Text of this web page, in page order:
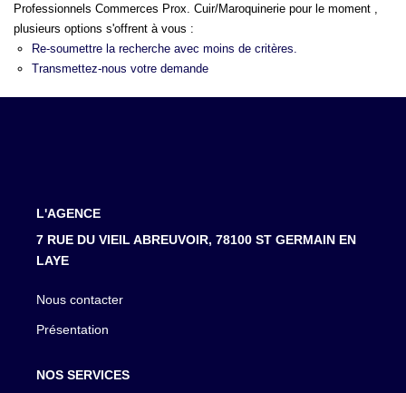
LOUER
EN
Créer une alerte
Professionnels Commerces Prox. Cuir/Maroquinerie pour le moment ,
plusieurs options s'offrent à vous :
Re-soumettre la recherche avec moins de critères.
Transmettez-nous votre demande
L'AGENCE
7 RUE DU VIEIL ABREUVOIR, 78100 ST GERMAIN EN
LAYE
Nous contacter
Présentation
NOS SERVICES